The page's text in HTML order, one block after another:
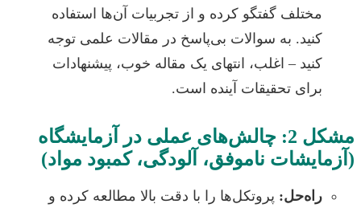
مختلف گفتگو کرده و از تجربیات آن‌ها استفاده
کنید. به سوالات بی‌پاسخ در مقالات علمی توجه
کنید – اغلب، انتهای یک مقاله خوب، پیشنهادات
برای تحقیقات آینده است.
مشکل 2: چالش‌های عملی در آزمایشگاه
ناموفق، آلودگی، کمبود مواد)
راه‌حل: پروتکل‌ها را با دقت بالا مطالعه کرده و